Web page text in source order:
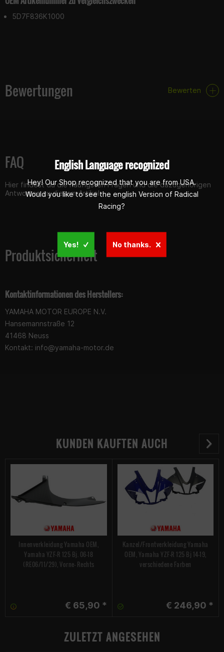
5D7F836K1000
Bewertungen Bewerten
FAQ
Hier findest du die häufigsten Fragen und die dazugehörigen
Antworten zu diesem Artikel.
Produktsicherheit
Kontaktinformationen des Herstellers:
YAMAHA MOTOR EUROPE N.V.
Hansemannstraße 12
41468 Neuss
Kontakt: info@yamaha-motor.de
KUNDEN KAUFTEN AUCH
Innenverkleidung Yamaha OEM,
Yamaha YZF-R 125 Bj. 06-18
(RE06/11/29), Vorne- Rechts
€ 65,90 *
Kanzel/Frontverkleidung Yamaha
OEM, Yamaha YZF-R 125 Bj 14-19,
verschiedene Farben
€ 246,90 *
ZULETZT ANGESEHEN
English Language recognized
Hey! Our Shop recognized that you are from USA.
Would you like to see the english Version of Radical
Racing?
Yes! No thanks.